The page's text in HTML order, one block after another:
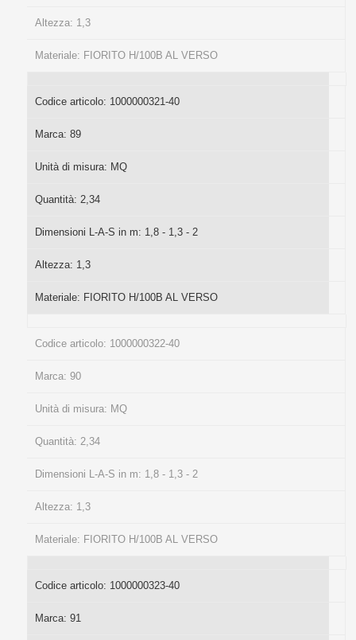
Altezza: 1,3
Materiale: FIORITO H/100B AL VERSO
Codice articolo: 1000000321-40
Marca: 89
Unità di misura: MQ
Quantità: 2,34
Dimensioni L-A-S in m: 1,8 - 1,3 - 2
Altezza: 1,3
Materiale: FIORITO H/100B AL VERSO
Codice articolo: 1000000322-40
Marca: 90
Unità di misura: MQ
Quantità: 2,34
Dimensioni L-A-S in m: 1,8 - 1,3 - 2
Altezza: 1,3
Materiale: FIORITO H/100B AL VERSO
Codice articolo: 1000000323-40
Marca: 91